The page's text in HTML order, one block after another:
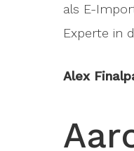
als E-
Experte in
Alex